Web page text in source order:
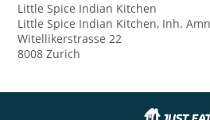
Little Spice Indian Kitchen
Little Spice Indian Kitchen, Inh.
Witellikerstrasse 22
8008 Zurich